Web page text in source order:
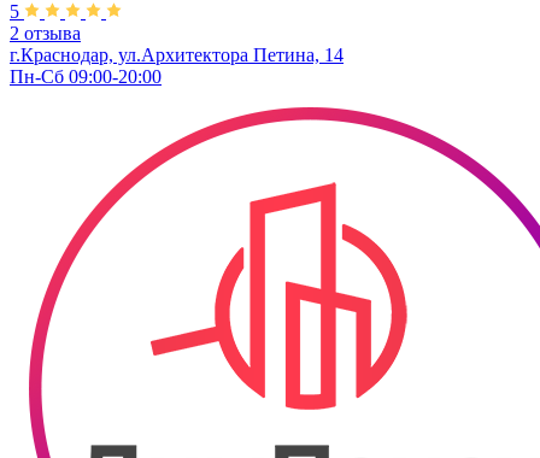
5
2 отзыва
г.Краснодар, ул.Архитектора Петина, 14
Пн-Сб 09:00-20:00